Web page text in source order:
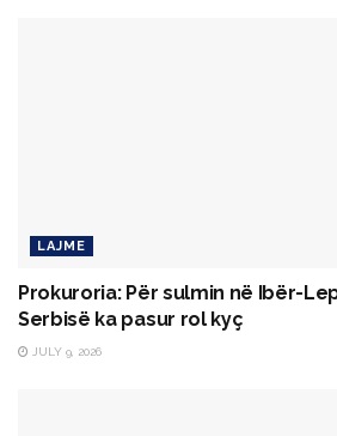
LAJME
Prokuroria: Për sulmin në Ibër-
Serbisë ka pasur rol kyç
JULY 9, 2026